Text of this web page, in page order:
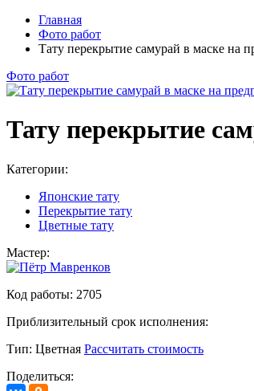
Главная
Фото работ
Тату перекрытие самурай в маске на
Фото работ
Тату перекрытие
Категории:
Японские тату
Перекрытие тату
Цветные тату
Мастер:
Код работы: 2705
Приблизительный срок исполнения:
Тип: Цветная Рассчитать стоимость
Поделиться: